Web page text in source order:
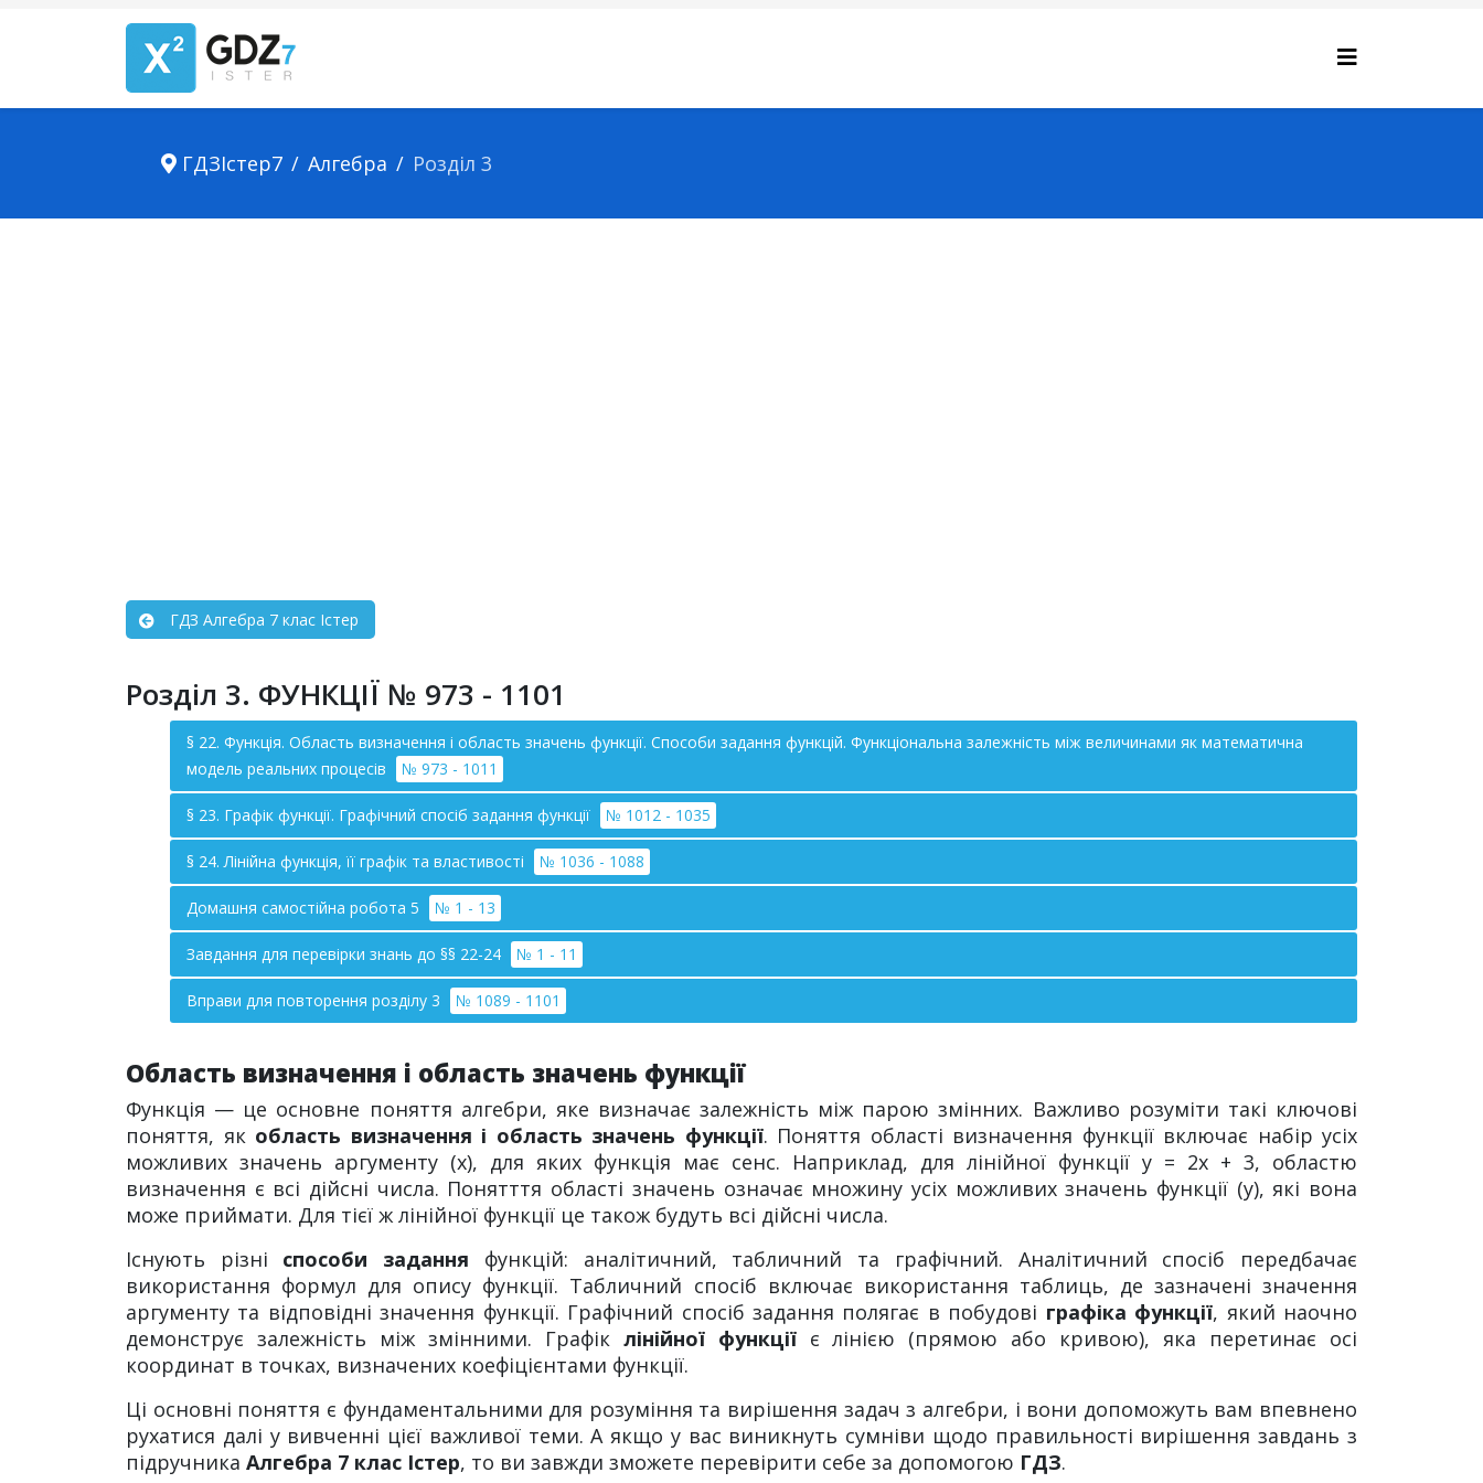
ГДЗІстер7 Алгебра Розділ 3
ГДЗ Алгебра 7 клас Істер
Розділ 3. ФУНКЦІЇ № 973 - 1101
§ 22. Функція. Область визначення і область значень функції. Способи задання функцій. Функціональна залежність між величинами як математична
модель реальних процесів
№ 973 - 1011
§ 23. Графік функції. Графічний спосіб задання функції № 1012 - 1035
§ 24. Лінійна функція, її графік та властивості № 1036 - 1088
Домашня самостійна робота 5 № 1 - 13
Завдання для перевірки знань до §§ 22-24 № 1 - 11
Вправи для повторення розділу 3 № 1089 - 1101
Область визначення і область значень функції
Функція — це основне поняття алгебри, яке визначає залежність між парою змінних. Важливо розуміти такі ключові
поняття, як область визначення і область значень функції. Поняття області визначення функції включає набір усіх
можливих значень аргументу (x), для яких функція має сенс. Наприклад, для лінійної функції y = 2x + 3, областю
визначення є всі дійсні числа. Понятття області значень означає множину усіх можливих значень функції (y), які вона
може приймати. Для тієї ж лінійної функції це також будуть всі дійсні числа.
Існують різні способи задання функцій: аналітичний, табличний та графічний. Аналітичний спосіб передбачає
використання формул для опису функції. Табличний спосіб включає використання таблиць, де зазначені значення
аргументу та відповідні значення функції. Графічний спосіб задання полягає в побудові графіка функції, який наочно
демонструє залежність між змінними. Графік лінійної функціїє лінією (прямою або кривою), яка перетинає осі
координат в точках, визначених коефіцієнтами функції.
Ці основні поняття є фундаментальними для розуміння та вирішення задач з алгебри, і вони допоможуть вам впевнено
рухатися далі у вивченні цієї важливої теми. А якщо у вас виникнуть сумніви щодо правильності вирішення завдань з
підручника Алгебра 7 клас Істер, то ви завжди зможете перевірити себе за допомогою ГДЗ.